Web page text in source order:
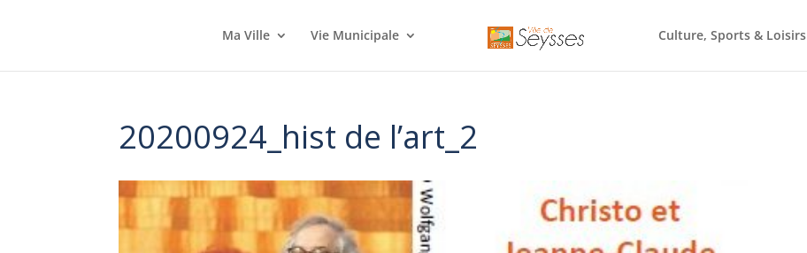
Ma Ville Vie Municipale Culture, Sports & Loisirs
20200924_hist de l’art_2